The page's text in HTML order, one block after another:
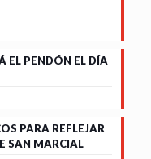
EL PENDÓN EL DÍA
PARA REFLEJAR
SAN MARCIAL